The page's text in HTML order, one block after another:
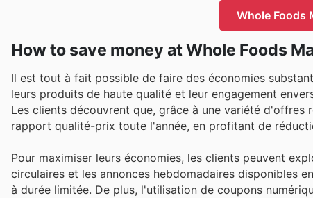
Whole Foods
How to save money at Whole Foods
Il est tout à fait possible de faire des économies
leurs produits de haute qualité et leur engagement
Les clients découvrent que, grâce à une variété
rapport qualité-prix toute l'année, en profitant de
Pour maximiser leurs économies, les clients peuvent
circulaires et les annonces hebdomadaires disponibles
à durée limitée. De plus, l'utilisation de coupons